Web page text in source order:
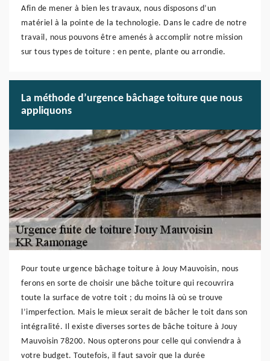
Afin de mener à bien les travaux, nous disposons d’un
matériel à la pointe de la technologie. Dans le cadre de notre
travail, nous pouvons être amenés à accomplir notre mission
sur tous types de toiture : en pente, plante ou arrondie.
La méthode d’urgence bâchage toiture que nous
appliquons
Pour toute urgence bâchage toiture à Jouy Mauvoisin, nous
ferons en sorte de choisir une bâche toiture qui recouvrira
toute la surface de votre toit ; du moins là où se trouve
l’imperfection. Mais le mieux serait de bâcher le toit dans son
intégralité. Il existe diverses sortes de bâche toiture à Jouy
Mauvoisin 78200. Nous opterons pour celle qui conviendra à
votre budget. Toutefois, il faut savoir que la durée